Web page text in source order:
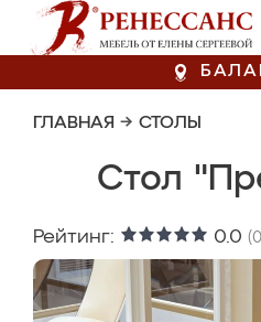
ГЛАВНАЯ → СТОЛЫ
Стол
Рейтинг: 0.0 (0